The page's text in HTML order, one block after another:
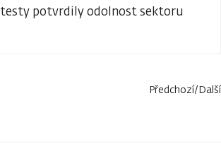
testy potvrdily odolnost sektoru
Předchozí/Další